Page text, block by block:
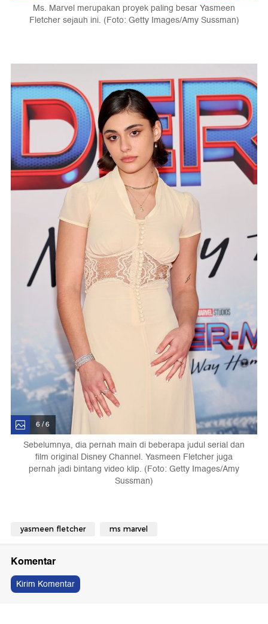
Ms. Marvel merupakan proyek paling besar Yasmeen
Fletcher sejauh ini. (Foto: Getty Images/Amy Sussman)
6 / 6
Sebelumnya, dia pernah main di beberapa judul serial dan
film original Disney Channel. Yasmeen Fletcher juga
pernah jadi bintang video klip. (Foto: Getty Images/Amy
Sussman)
yasmeen fletcher ms marvel
Komentar
Kirim Komentar